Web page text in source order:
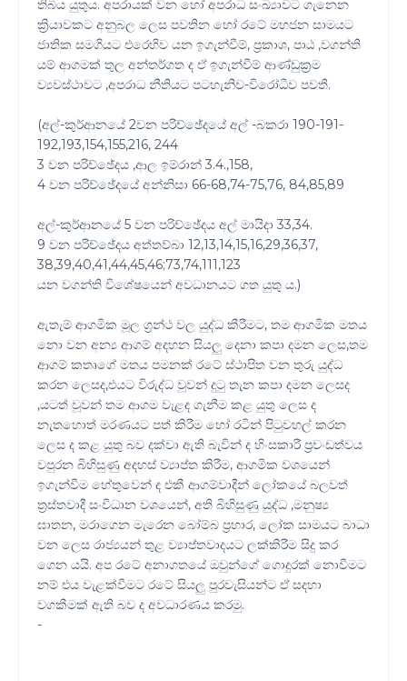
තිබිය යුතුය. අපරායක් වන හෝ අපරාධ සංඛ්‍යාවට ගැනෙන
ක්‍රියාවකට අනුබල ලෙස පවතින හෝ රටේ මහජන සාමයට
ජාතික සමගියට එරෙහිව යන ඉගැන්වීම්, ප්‍රකාශ, පාඨ ,වගන්ති
යම් ආගමක් තුල අන්තර්ගත ද ඒ ඉගැන්වීම් ආණ්ඩුක්‍රම
ව්‍යවස්ථාවට ,අපරාධ නීතියට පටහැනිව-විරෝධීව පවතී.
(අල්-කුර්ආනයේ 2වන පරිච්ඡේදයේ අල් -බකරා 190-191-
192,193,154,155,216, 244
3 වන පරිච්ඡේදය ,ආල ඉම්රාන් 3.4.,158,
4 වන පරිච්ඡේදයේ අන්නිසා 66-68,74-75,76, 84,85,89
අල්-කුර්ආනයේ 5 වන පරිච්ඡේදය අල් මායිදා 33,34.
9 වන පරිච්ඡේදය අත්තව්බා 12,13,14,15,16,29,36,37,
38,39,40,41,44,45,46;73,74,111,123
යන වගන්ති විශේෂයෙන් අවධානයට ගත යුතු ය.)
ඇතැම් ආගමික මූල ග්‍රන්ථ වල යුද්ධ කීරීමට, තම ආගමික මතය
නො වන අන්‍ය ආගම් අදහන සියලු දෙනා කපා දමන ලෙස,තම
ආගම් කතෘගේ මතය පමනක් රටේ ස්ථාපිත වන තුරු යුද්ධ
කරන ලෙසද,එයට විරුද්ධ වූවන් දුටු තැන කපා දමන ලෙසද
,යටත් වූවන් තම ආගම වැළද ගැනීම කළ යුතු ලෙස ද
නැතහොත් මරණයට පත් කිරීම හෝ රටින් පිටුවහල් කරන
ලෙස ද කළ යුතු බව දක්වා ඇති බැවින් ද හිංසකාරී ප්‍රචංඩත්වය
වපුරන බිහිසුණු අදහස් ව්‍යාප්ත කිරීම, ආගමික වශයෙන්
ඉගැන්වීම හේතුවෙන් ද එකී ආගම්වාදීන් ලෝකයේ බලවත්
ත්‍රස්තවාදී සංවිධාන වශයෙන්, අති බිහිසුණු යුද්ධ ,මනුෂ්‍ය
ඝාතන, මරාගෙන මැරෙන බෝම්බ ප්‍රහාර, ලෝක සාමයට බාධා
වන ලෙස රාජ්‍යයන් තුළ ව්‍යාප්තවාදයට ලක්කිරීම සිදු කර
ගෙන යයි. අප රටේ අනාගතයේ ඔවුන්ගේ ගොදුරක් නොවීමට
නම් එය වැළක්වීමට රටේ සියලු පුරවැසියන්ට ඒ සදහා
වගකීමක් ඇති බව ද අවධාරණය කරමු.
-